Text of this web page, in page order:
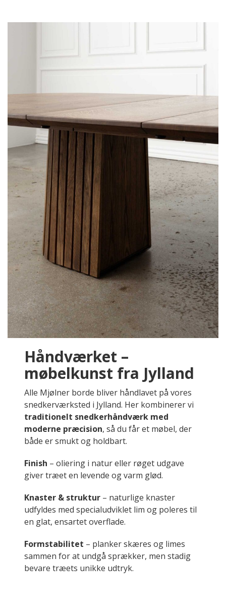
Håndværket –
møbelkunst fra Jylland
Alle Mjølner borde bliver håndlavet på vores
snedkerværksted i Jylland. Her kombinerer vi
traditionelt snedkerhåndværk med
moderne præcision, så du får et møbel, der
både er smukt og holdbart.
Finish – oliering i natur eller røget udgave
giver træet en levende og varm glød.
Knaster & struktur – naturlige knaster
udfyldes med specialudviklet lim og poleres til
en glat, ensartet overflade.
Formstabilitet – planker skæres og limes
sammen for at undgå sprækker, men stadig
bevare træets unikke udtryk.